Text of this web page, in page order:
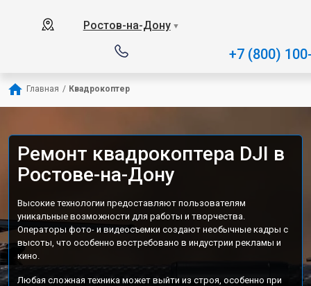
Ростов-на-Дону ▼
+7 (800)
Главная / Квадрокоптер
Ремонт квадрокоптера DJI в
Ростове-на-Дону
Высокие технологии предоставляют пользователям
уникальные возможности для работы и творчества.
Операторы фото- и видеосъемки создают необычные кадры с
высоты, что особенно востребовано в индустрии рекламы и
кино.
Любая сложная техника может выйти из строя, особенно при